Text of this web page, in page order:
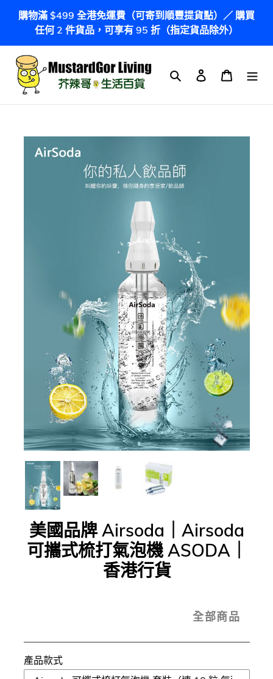
容
購物滿 $499 全港免運費（可寄到順豐提貨點）／ 購買
任何 2 件貨品，可享有 95 折（指定貨品除外）
搜尋 登入 購物車
美國品牌 Airsoda｜Airsoda
可攜式梳打氣泡機 ASODA｜
香港行貨
全部商品
產品款式